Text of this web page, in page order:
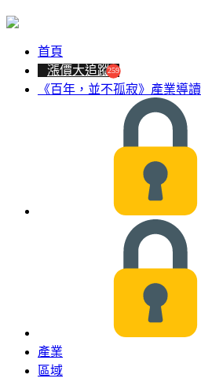
首頁
漲價大追蹤259
《百年，並不孤寂》產業導讀
產業
區域